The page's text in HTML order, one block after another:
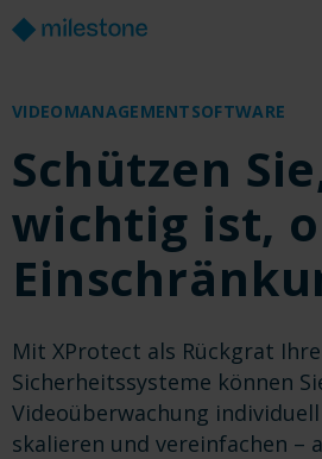
VIDEOMANAGEMENTSOFTWARE
Schützen
wichtig ist,
Mit XProtect als Rückgrat
Sicherheitssysteme können
Videoüberwachung individuell
skalieren und vereinfachen –